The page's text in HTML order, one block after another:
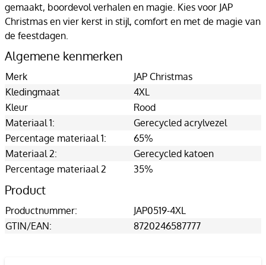
gemaakt, boordevol verhalen en magie. Kies voor JAP
Christmas en vier kerst in stijl, comfort en met de magie van
de feestdagen.
Algemene kenmerken
Merk
JAP Christmas
Kledingmaat
4XL
Kleur
Rood
Materiaal 1:
Gerecycled acrylvezel
Percentage materiaal 1:
65%
Materiaal 2:
Gerecycled katoen
Percentage materiaal 2
35%
Product
Productnummer:
JAP0519-4XL
GTIN/EAN:
8720246587777